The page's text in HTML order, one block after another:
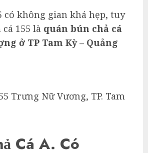
có không gian khá hẹp, tuy
155 là quán bún chả cá
ở TP Tam Kỳ – Quảng
Trưng Nữ Vương, TP. Tam
Cá A. Có